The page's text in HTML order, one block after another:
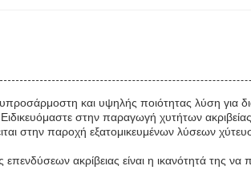
και υψηλής ποιότητας λύση για
στην παραγωγή χυτήτων
στην παροχή εξατομικευμένων λύσεων
ακρίβειας είναι η ικανότητά της